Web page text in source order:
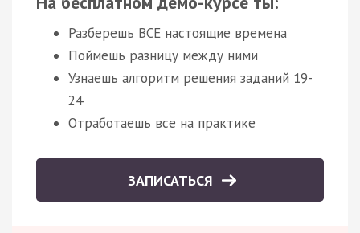
Разберешь ВСЕ настоящие времена
Поймешь разницу между ними
Узнаешь алгоритм решения заданий 19-
24
Отработаешь все на практике
ЗАПИСАТЬСЯ